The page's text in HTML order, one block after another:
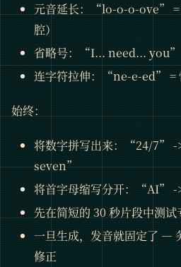
元音延长：“lo-o-o-ove”
腔）
省略号：“I... need... you”
连字符拉伸：“ne-e-ed” =
始终：
将数字拼写出来：“24/7”
seven”
将首字母缩写分开：“AI”
先在简短的 30 秒片段中测
一旦生成，发音就固定了 —
修正